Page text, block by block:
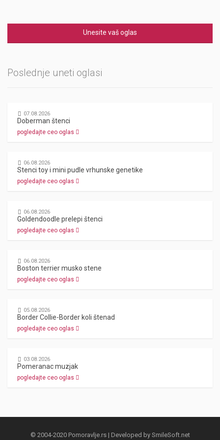
Unesite vaš oglas
Poslednje uneti oglasi
07.08.2026
Doberman štenci
pogledajte ceo oglas
06.08.2026
Stenci toy i mini pudle vrhunske genetike
pogledajte ceo oglas
06.08.2026
Goldendoodle prelepi štenci
pogledajte ceo oglas
06.08.2026
Boston terrier musko stene
pogledajte ceo oglas
05.08.2026
Border Collie-Border koli štenad
pogledajte ceo oglas
03.08.2026
Pomeranac muzjak
pogledajte ceo oglas
© 2004-2020 Pomoravlje.rs | Developed by SmileSoft.net